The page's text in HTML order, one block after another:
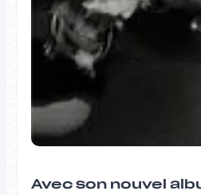
Avec son nouvel